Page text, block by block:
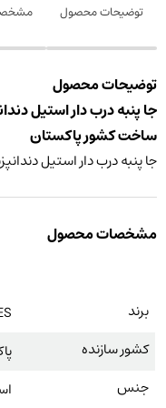
توضیحات محصول
توضیحات محصول
جا پنبه درب دار استیل
ساخت کشور پاکستان
جا پنبه درب دار استیل
مشخصات محصول
برند
کشور سازنده
جنس